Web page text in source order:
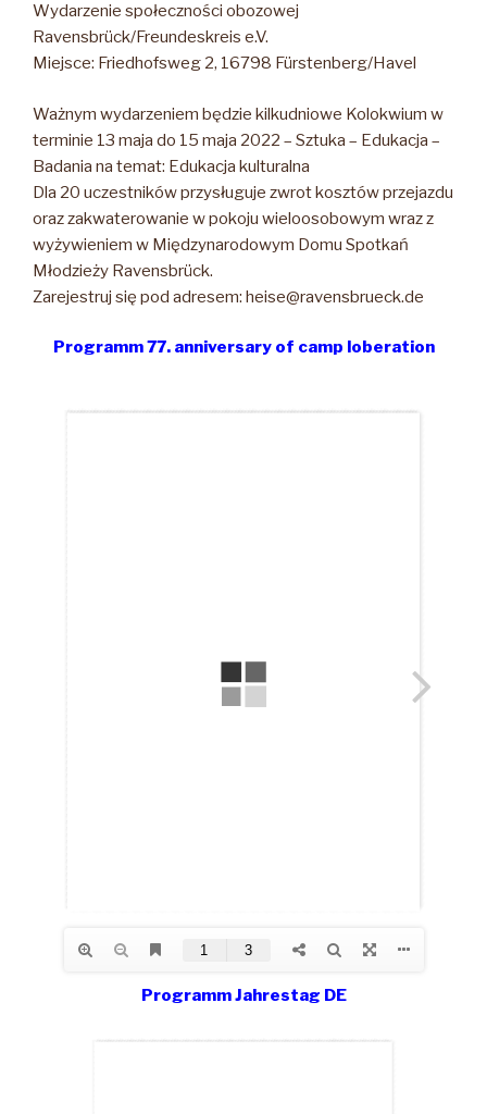
Wydarzenie społeczności obozowej
Ravensbrück/Freundeskreis e.V.
Miejsce: Friedhofsweg 2, 16798 Fürstenberg/Havel
Ważnym wydarzeniem będzie kilkudniowe Kolokwium w
terminie 13 maja do 15 maja 2022 – Sztuka – Edukacja –
Badania na temat: Edukacja kulturalna
Dla 20 uczestników przysługuje zwrot kosztów przejazdu
oraz zakwaterowanie w pokoju wieloosobowym wraz z
wyżywieniem w Międzynarodowym Domu Spotkań
Młodzieży Ravensbrück.
Zarejestruj się pod adresem: heise@ravensbrueck.de
Programm 77. anniversary of camp loberation
Programm Jahrestag DE